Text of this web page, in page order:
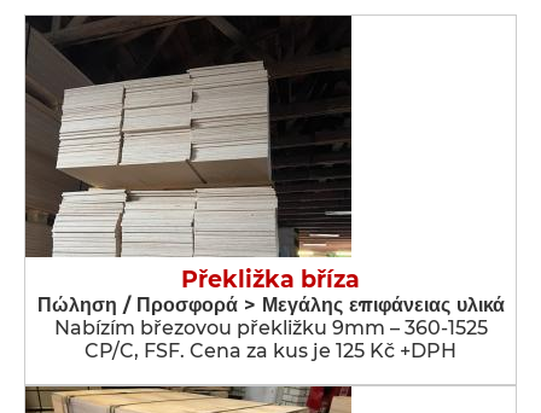
Překližka bříza
Πώληση / Προσφορά > Μεγάλης επιφάνειας υλικά
Nabízím březovou překližku 9mm – 360-1525
CP/C, FSF. Cena za kus je 125 Kč +DPH